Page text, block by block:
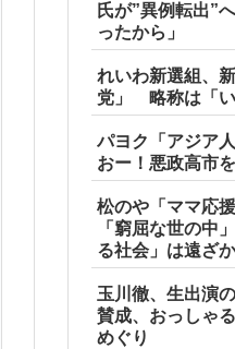
氏が”異例転出”
ったから」
れいわ新選組、
党」 略称は「い
パヨク「アジア
おー！悪政高市
松のや「ママ応
「窮屈な世の中
る社会」は遠ざ
玉川徹、生出演
賛成、おっしゃ
めぐり